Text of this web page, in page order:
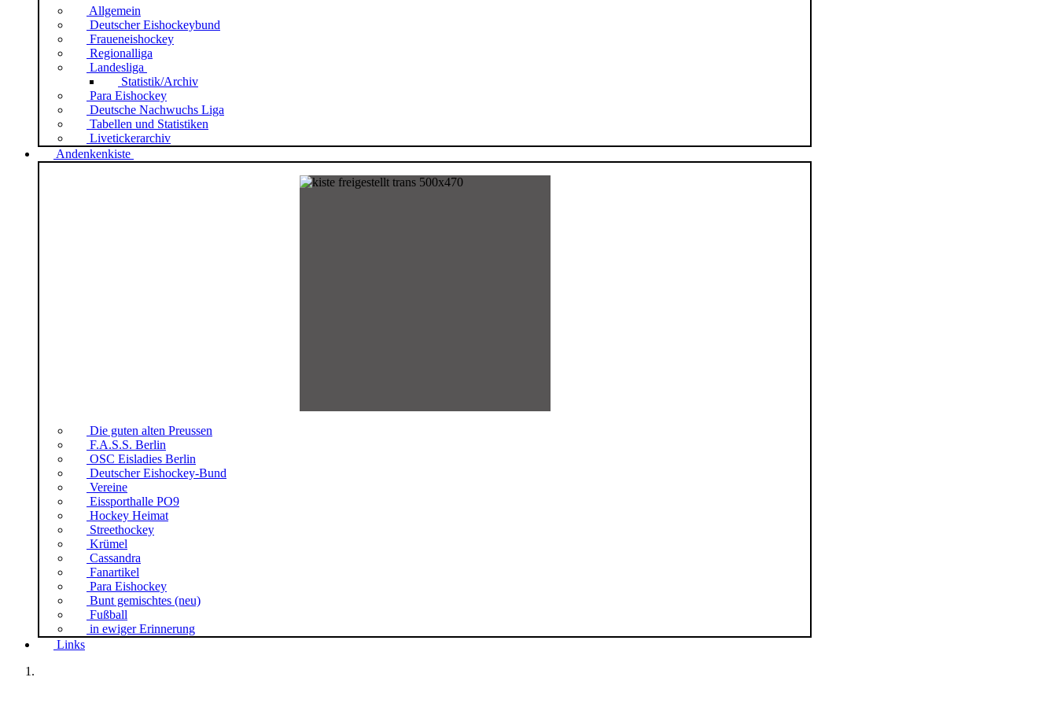
Allgemein
Deutscher Eishockeybund
Fraueneishockey
Regionalliga
Landesliga
Statistik/Archiv
Para Eishockey
Deutsche Nachwuchs Liga
Tabellen und Statistiken
Livetickerarchiv
Andenkenkiste
Die guten alten Preussen
F.A.S.S. Berlin
OSC Eisladies Berlin
Deutscher Eishockey-Bund
Vereine
Eissporthalle PO9
Hockey Heimat
Streethockey
Krümel
Cassandra
Fanartikel
Para Eishockey
Bunt gemischtes (neu)
Fußball
in ewiger Erinnerung
Links